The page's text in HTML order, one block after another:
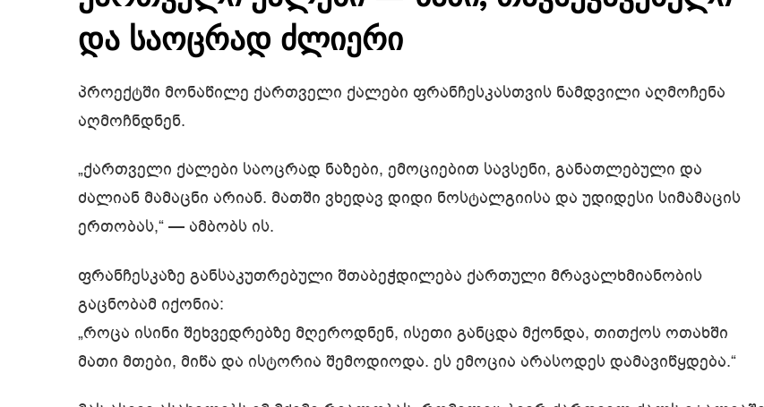
და საოცრად ძლიერი
პროექტში მონაწილე ქართველი ქალები ფრანჩესკასთვის ნამდვილი აღმოჩენა
აღმოჩნდნენ.
„ქართველი ქალები საოცრად ნაზები, ემოციებით სავსენი, განათლებული და
ძალიან მამაცნი არიან. მათში ვხედავ დიდი ნოსტალგიისა და უდიდესი სიმამაცის
ერთობას,“ — ამბობს ის.
ფრანჩესკაზე განსაკუთრებული შთაბეჭდილება ქართული მრავალხმიანობის
გაცნობამ იქონია:
„როცა ისინი შეხვედრებზე მღეროდნენ, ისეთი განცდა მქონდა, თითქოს ოთახში
მათი მთები, მიწა და ისტორია შემოდიოდა. ეს ემოცია არასოდეს დამავიწყდება.“